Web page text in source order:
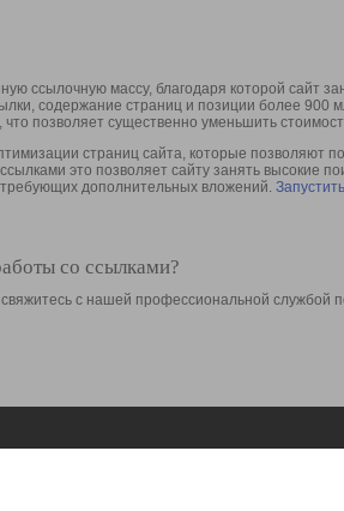
ссылочную массу, благодаря которой
содержание страниц и позиции более
позволяет существенно уменьшить
страниц сайта, которые позволяют
это позволяет сайту занять высокие
дополнительных вложений.
со ссылками?
с нашей профессиональной